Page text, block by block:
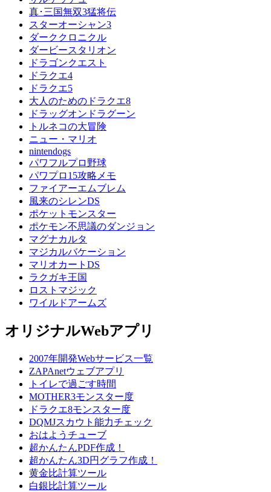
真･三国無双3猛将伝
スターオーシャン3
ダーククロニクル
ダービースタリオン
ドラゴンクエスト
ドラクエ4
ドラクエ5
大人のためのドラクエ8
ドラッグオンドラグーン
トルネコの大冒険
ニュー・マリオ
nintendogs
パワフルプロ野球
パワプロ15攻略メモ
ファイアーエムブレム
風来のシレンDS
ポケットモンスター
ポケモン不思議のダンジョン
マグナカルタ
マジカルバケーション
マリオカートDS
ラクガキ王国
ロストマジック
ワイルドアームズ
オリジナルWebアプリ
2007年開発Webサービス一覧
ZAPAnetウェブアプリ
トイレで過ごす時間
MOTHER3モンスター度
ドラクエ8モンスター度
DQMJスカウト能力チェック
おはようチューブ
超かんたんPDF作成！
超かんたん3D円グラフ作成！
黄金比計算ツール
白銀比計算ツール